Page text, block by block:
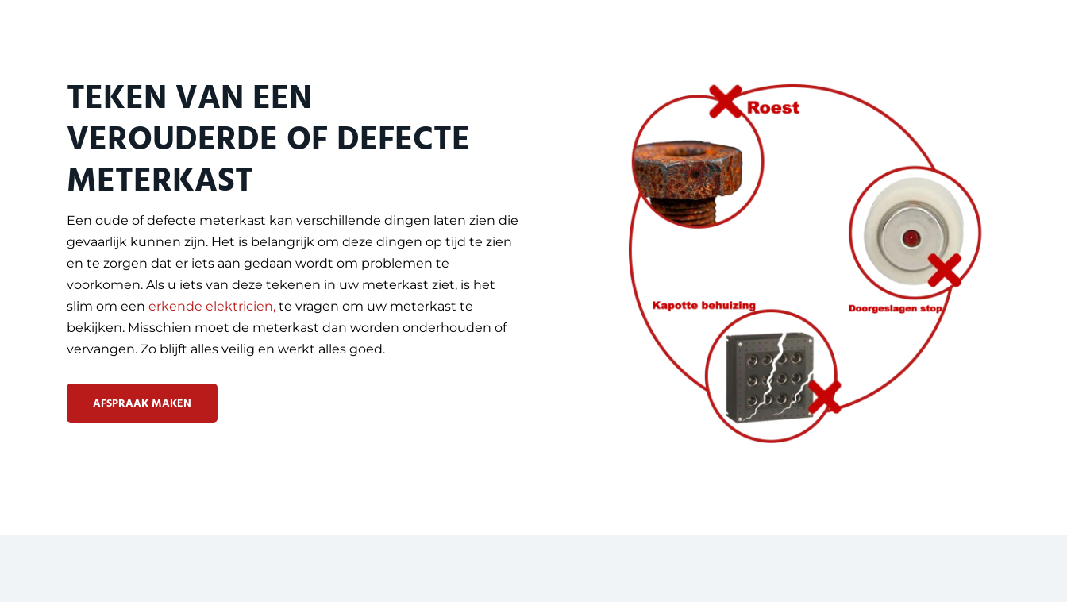
TEKEN VAN EEN
VEROUDERDE OF DEFECTE
METERKAST
Een oude of defecte meterkast kan verschillende dingen laten zien die
gevaarlijk kunnen zijn. Het is belangrijk om deze dingen op tijd te zien
en te zorgen dat er iets aan gedaan wordt om problemen te
voorkomen. Als u iets van deze tekenen in uw meterkast ziet, is het
slim om een erkende elektricien, te vragen om uw meterkast te
bekijken. Misschien moet de meterkast dan worden onderhouden of
vervangen. Zo blijft alles veilig en werkt alles goed.
AFSPRAAK MAKEN